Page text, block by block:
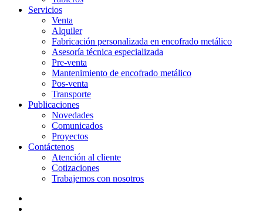
Servicios
Venta
Alquiler
Fabricación personalizada en encofrado metálico
Asesoría técnica especializada
Pre-venta
Mantenimiento de encofrado metálico
Pos-venta
Transporte
Publicaciones
Novedades
Comunicados
Proyectos
Contáctenos
Atención al cliente
Cotizaciones
Trabajemos con nosotros